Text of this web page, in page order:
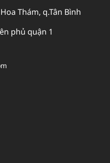
Thám, q.Tân Bình
phủ quận 1